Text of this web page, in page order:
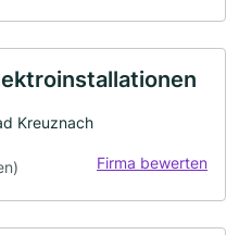
Kreuznach
Firma bewerten